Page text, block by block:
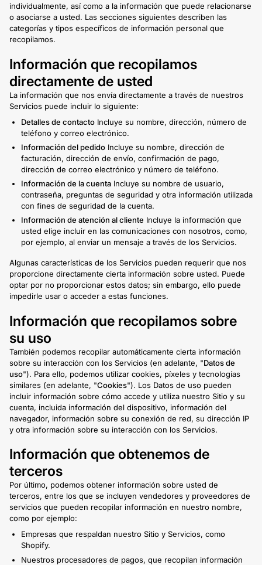
individualmente, así como a la información que puede relacionarse
o asociarse a usted. Las secciones siguientes describen las
categorías y tipos específicos de información personal que
recopilamos.
Información que recopilamos
directamente de usted
La información que nos envía directamente a través de nuestros
Servicios puede incluir lo siguiente:
Detalles de contacto Incluye su nombre, dirección, número de
teléfono y correo electrónico.
Información del pedido Incluye su nombre, dirección de
facturación, dirección de envío, confirmación de pago,
dirección de correo electrónico y número de teléfono.
Información de la cuenta Incluye su nombre de usuario,
contraseña, preguntas de seguridad y otra información utilizada
con fines de seguridad de la cuenta.
Información de atención al cliente Incluye la información que
usted elige incluir en las comunicaciones con nosotros, como,
por ejemplo, al enviar un mensaje a través de los Servicios.
Algunas características de los Servicios pueden requerir que nos
proporcione directamente cierta información sobre usted. Puede
optar por no proporcionar estos datos; sin embargo, ello puede
impedirle usar o acceder a estas funciones.
Información que recopilamos sobre
su uso
También podemos recopilar automáticamente cierta información
sobre su interacción con los Servicios (en adelante, "Datos de
uso"). Para ello, podemos utilizar cookies, píxeles y tecnologías
similares (en adelante, "Cookies"). Los Datos de uso pueden
incluir información sobre cómo accede y utiliza nuestro Sitio y su
cuenta, incluida información del dispositivo, información del
navegador, información sobre su conexión de red, su dirección IP
y otra información sobre su interacción con los Servicios.
Información que obtenemos de
terceros
Por último, podemos obtener información sobre usted de
terceros, entre los que se incluyen vendedores y proveedores de
servicios que pueden recopilar información en nuestro nombre,
como por ejemplo:
Empresas que respaldan nuestro Sitio y Servicios, como
Shopify.
Nuestros procesadores de pagos, que recopilan información